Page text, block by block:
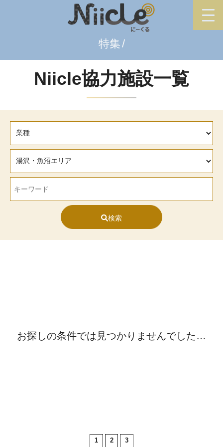
特集
Niicle協力施設一覧
検索
お探しの条件では見つかりませんでした…
1 2 3